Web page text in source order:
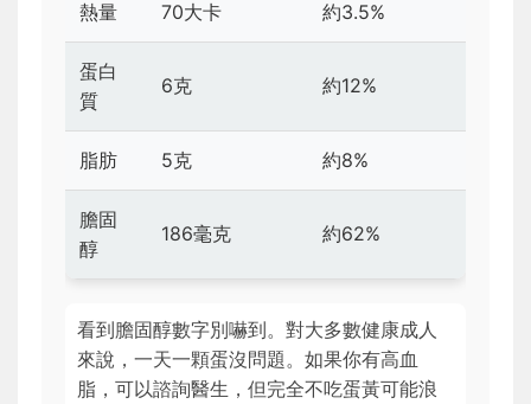
熱量 70大卡 約3.5%
蛋白
質
6克 約12%
脂肪 5克 約8%
膽固
醇
186毫克 約62%
看到膽固醇數字別嚇到。對大多數健康成人
來說，一天一顆蛋沒問題。如果你有高血
脂，可以諮詢醫生，但完全不吃蛋黃可能浪